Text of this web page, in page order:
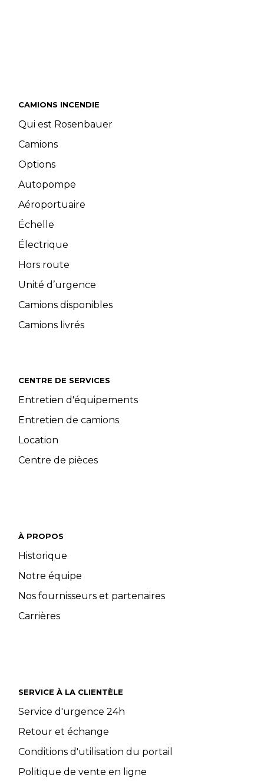
CAMIONS INCENDIE
Qui est Rosenbauer
Camions
Options
Autopompe
Aéroportuaire
Échelle
Électrique
Hors route
Unité d’urgence
Camions disponibles
Camions livrés
CENTRE DE SERVICES
Entretien d'équipements
Entretien de camions
Location
Centre de pièces
À PROPOS
Historique
Notre équipe
Nos fournisseurs et partenaires
Carrières
SERVICE À LA CLIENTÈLE
Service d'urgence 24h
Retour et échange
Conditions d'utilisation du portail
Politique de vente en ligne